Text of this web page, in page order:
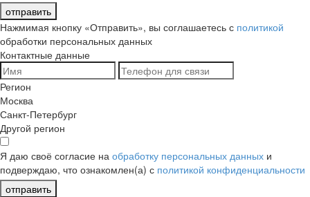
отправить
Нажмимая кнопку «Отправить», вы соглашаетесь с политикой
обработки персональных данных
Контактные данные
Регион
Москва
Санкт-Петербург
Другой регион
Я даю своё согласие на обработку персональных данных и
подверждаю, что ознакомлен(а) с политикой конфиденциальности
отправить